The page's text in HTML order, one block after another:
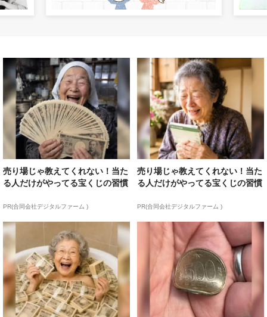
売り場じゃ教えてくれない！当た
る人だけがやってる宝くじの習慣
PR(合同会社デジタルファーム )
売り場じゃ教えてくれない！当た
る人だけがやってる宝くじの習慣
PR(合同会社デジタルファーム )